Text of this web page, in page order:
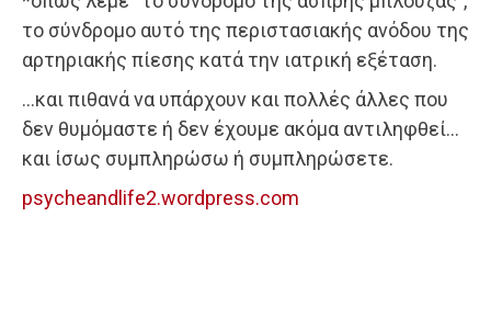
το σύνδρομο αυτό της περιστασιακής ανόδου της
αρτηριακής πίεσης κατά την ιατρική εξέταση.
…και πιθανά να υπάρχουν και πολλές άλλες που
δεν θυμόμαστε ή δεν έχουμε ακόμα αντιληφθεί…
και ίσως συμπληρώσω ή συμπληρώσετε.
psycheandlife2.wordpress.com